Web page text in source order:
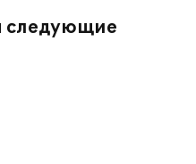
следующие